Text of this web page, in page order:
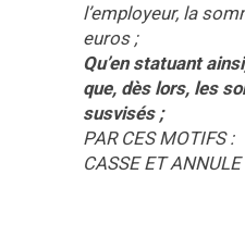
l’employeur, la
euros ;
Qu’en statuant
que, dès lors, les
susvisés ;
PAR CES MOTIFS :
CASSE ET ANNULE